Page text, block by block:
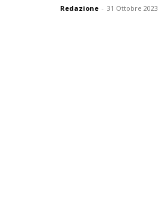
Redazione - 31 Ottobre 2023